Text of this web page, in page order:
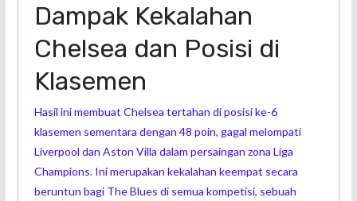
Dampak Kekalahan
Chelsea dan Posisi di
Klasemen
Hasil ini membuat Chelsea tertahan di posisi ke-6
klasemen sementara dengan 48 poin, gagal melompati
Liverpool dan Aston Villa dalam persaingan zona Liga
Champions. Ini merupakan kekalahan keempat secara
beruntun bagi The Blues di semua kompetisi, sebuah